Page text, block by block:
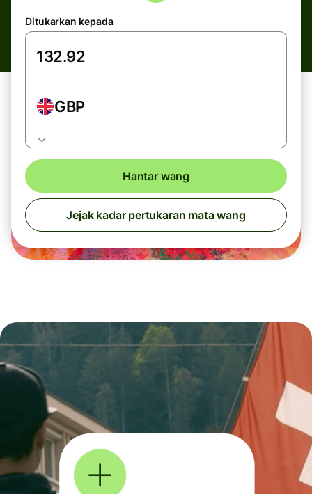
Ditukarkan kepada
GBP
Hantar wang
Jejak kadar pertukaran mata wang